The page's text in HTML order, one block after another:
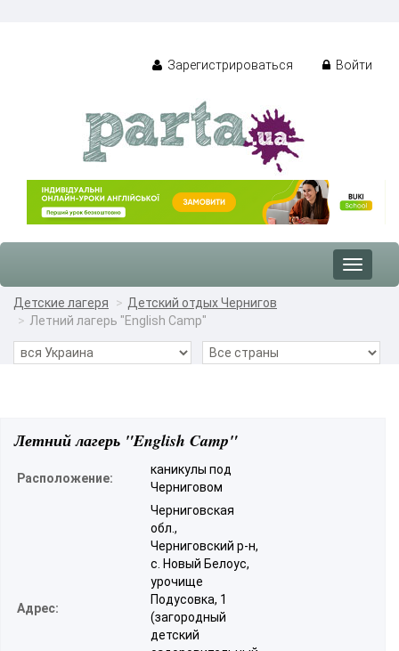
Зарегистрироваться Войти
Toggle
Детские лагеря
Детский отдых Чернигов
Летний лагерь "English Camp"
Летний лагерь "English Camp"
Расположение:
каникулы под
Черниговом
Адрес:
Черниговская
обл.,
Черниговский р-н,
с. Новый Белоус,
урочище
Подусовка, 1
(загородный
детский